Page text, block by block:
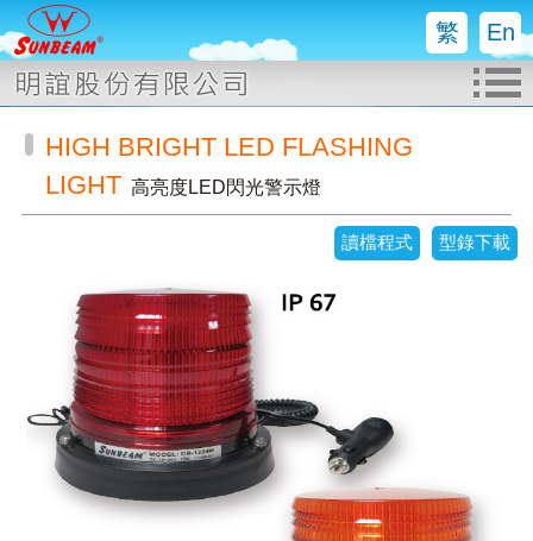
繁 En
HIGH BRIGHT LED FLASHING
LIGHT 高亮度LED閃光警示燈
型錄下載
讀檔程式